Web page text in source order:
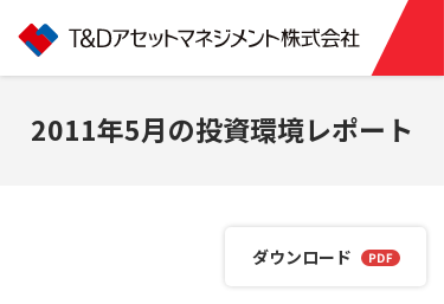
2011年5月の投資環境レポート
ダウンロード